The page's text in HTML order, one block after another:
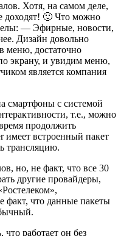
Хотя, на самом деле,
доходят! 🙂 Что можно
— Эфирные, новости,
Дизайн довольно
меню, достаточно
экрану, и увидим меню,
является компания
смартфоны с системой
т.е., можно
продолжить
имеет встроенный пакет
трансляцию.
но, не факт, что все 30
другие провайдеры,
факт, что данные пакеты
работает он без